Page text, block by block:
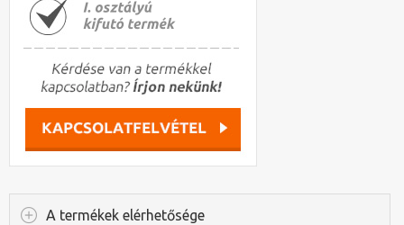
A termékek elérhetősége